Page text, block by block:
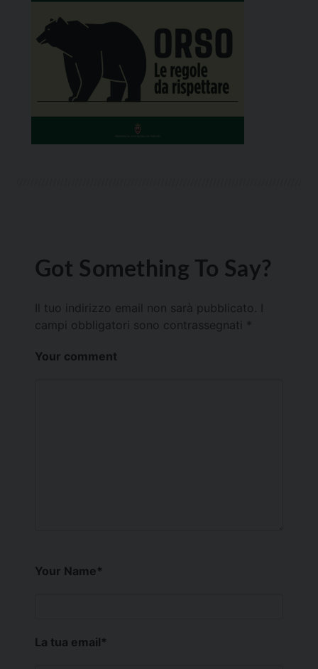
Got Something To Say?
Il tuo indirizzo email non sarà pubblicato.
campi obbligatori sono contrassegnati *
Your comment
Your Name*
La tua email*